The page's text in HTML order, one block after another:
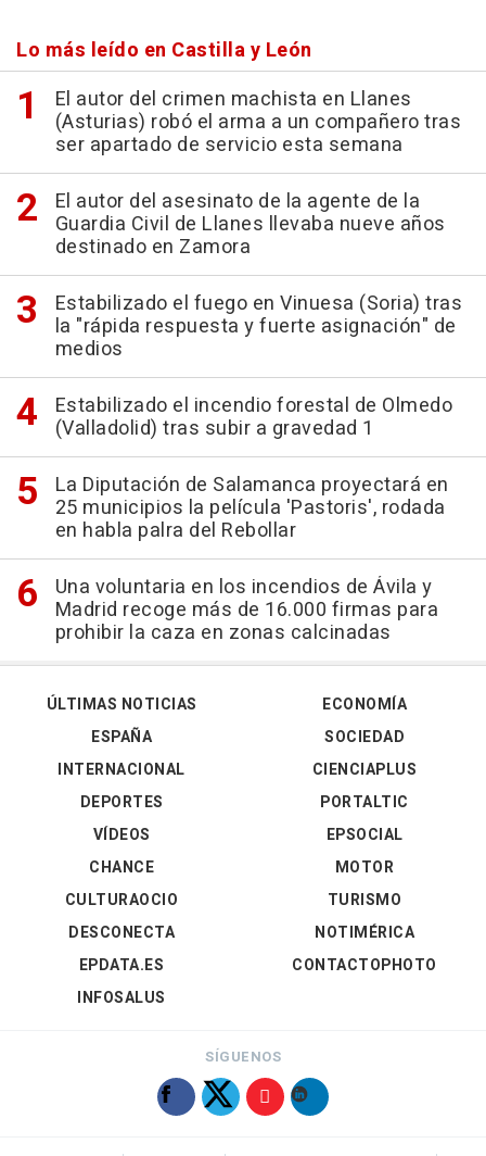
Lo más leído en Castilla y León
El autor del crimen machista en Llanes
(Asturias) robó el arma a un compañero tras
ser apartado de servicio esta semana
El autor del asesinato de la agente de la
Guardia Civil de Llanes llevaba nueve años
destinado en Zamora
Estabilizado el fuego en Vinuesa (Soria) tras
la "rápida respuesta y fuerte asignación" de
medios
Estabilizado el incendio forestal de Olmedo
(Valladolid) tras subir a gravedad 1
La Diputación de Salamanca proyectará en
25 municipios la película 'Pastoris', rodada
en habla palra del Rebollar
Una voluntaria en los incendios de Ávila y
Madrid recoge más de 16.000 firmas para
prohibir la caza en zonas calcinadas
ÚLTIMAS NOTICIAS
ESPAÑA
INTERNACIONAL
DEPORTES
VÍDEOS
ECONOMÍA
SOCIEDAD
CIENCIAPLUS
PORTALTIC
EPSOCIAL
CHANCE
CULTURAOCIO
DESCONECTA
EPDATA.ES
INFOSALUS
MOTOR
TURISMO
NOTIMÉRICA
CONTACTOPHOTO
SÍGUENOS